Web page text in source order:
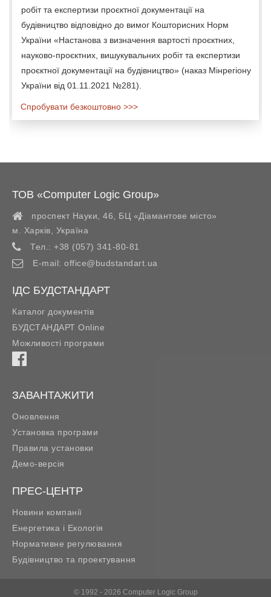
робіт та експертизи проєктної документації на
будівництво відповідно до вимог Кошторисних Норм
України «Настанова з визначення вартості проєктних,
науково-проєктних, вишукувальних робіт та експертизи
проєктної документації на будівництво» (наказ Мінрегіону
України від 01.11.2021 №281).
Спробувати безкоштовно >>>
ТОВ «Computer Logic Group»
проспект Науки, 46, БЦ «Діамантове місто»
м. Харків
Україна
Тел.: +38 (057) 341-80-81
E-mail: office@budstandart.ua
ІДС БУДСТАНДАРТ
Каталог документів
БУДСТАНДАРТ Online
Можливості програми
ЗАВАНТАЖИТИ
Оновлення
Установка програми
Правила установки
Демо-версія
ПРЕС-ЦЕНТР
Новини компанії
Енергетика і Екологія
Нормативне регулювання
Будівництво та проектування
© 1992 - 2026 Computer Logic Group